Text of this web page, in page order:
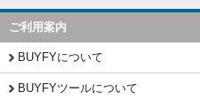
ご利用案内
BUYFYについて
BUYFYツールについて